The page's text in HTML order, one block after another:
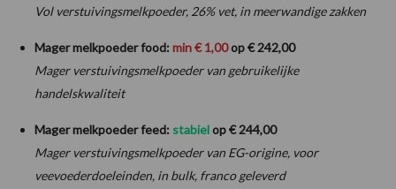
Vol verstuivingsmelkpoeder, 26% vet, in meerwandige zakken
Mager melkpoeder food: min € 1,00op € 242,00
Mager verstuivingsmelkpoeder van gebruikelijke
handelskwaliteit
Mager melkpoeder feed: stabielop € 244,00
Mager verstuivingsmelkpoeder van EG-origine, voor
veevoederdoeleinden, in bulk, franco geleverd